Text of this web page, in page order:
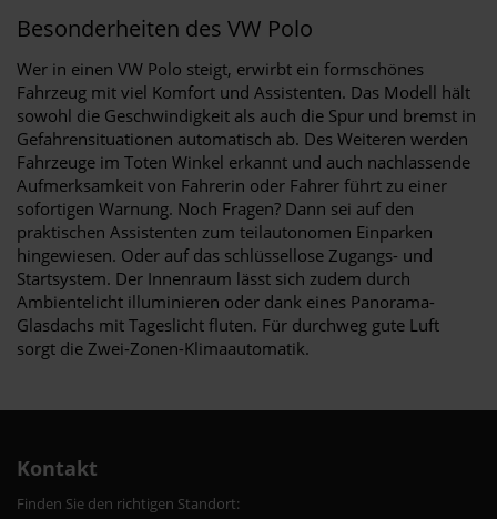
Besonderheiten des VW Polo
Wer in einen VW Polo steigt, erwirbt ein formschönes
Fahrzeug mit viel Komfort und Assistenten. Das Modell hält
sowohl die Geschwindigkeit als auch die Spur und bremst in
Gefahrensituationen automatisch ab. Des Weiteren werden
Fahrzeuge im Toten Winkel erkannt und auch nachlassende
Aufmerksamkeit von Fahrerin oder Fahrer führt zu einer
sofortigen Warnung. Noch Fragen? Dann sei auf den
praktischen Assistenten zum teilautonomen Einparken
hingewiesen. Oder auf das schlüssellose Zugangs- und
Startsystem. Der Innenraum lässt sich zudem durch
Ambientelicht illuminieren oder dank eines Panorama-
Glasdachs mit Tageslicht fluten. Für durchweg gute Luft
sorgt die Zwei-Zonen-Klimaautomatik.
Kontakt
Finden Sie den richtigen Standort: